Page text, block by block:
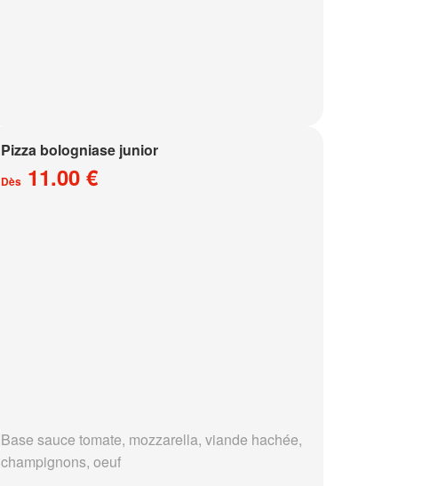
Pizza bologniase junior
Dès 11.00 €
Base sauce tomate, mozzarella, viande hachée,
champignons, oeuf